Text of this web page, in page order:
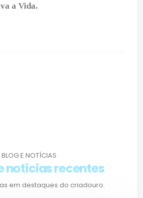
a Vida.
BLOG E NOTÍCIAS
notícias recentes
em destaques do criadouro.